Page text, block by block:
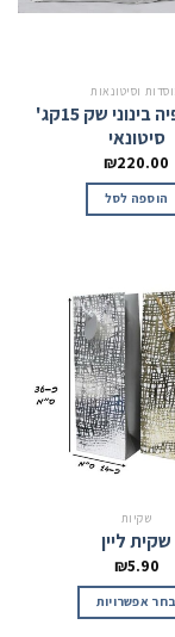
וסיטונאות
שקית גופיה בינוני שק 15קג'
סיטונאי
₪220.00
הוספה לסל
שקיות
שקית ליין
₪5.90
בחר אפשרויות